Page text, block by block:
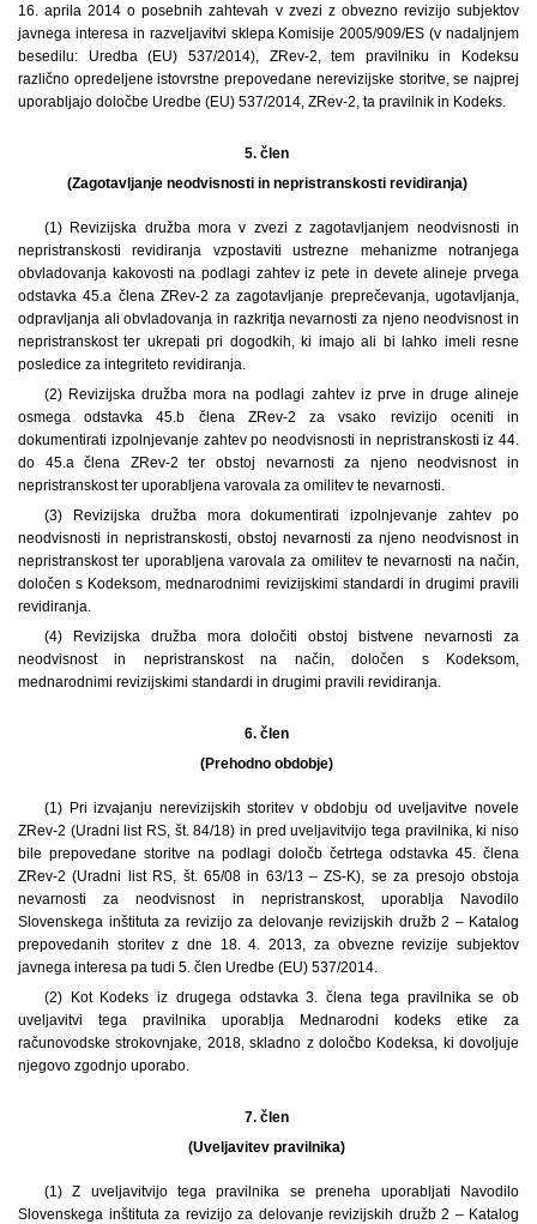
16. aprila 2014 o posebnih zahtevah v zvezi z obvezno revizijo subjektov
javnega interesa in razveljavitvi sklepa Komisije 2005/909/ES (v nadaljnjem
besedilu: Uredba (EU) 537/2014), ZRev-2, tem pravilniku in Kodeksu
različno opredeljene istovrstne prepovedane nerevizijske storitve, se najprej
uporabljajo določbe Uredbe (EU) 537/2014, ZRev-2, ta pravilnik in Kodeks.
5. člen
(Zagotavljanje neodvisnosti in nepristranskosti revidiranja)
(1) Revizijska družba mora v zvezi z zagotavljanjem neodvisnosti in
nepristranskosti revidiranja vzpostaviti ustrezne mehanizme notranjega
obvladovanja kakovosti na podlagi zahtev iz pete in devete alineje prvega
odstavka 45.a člena ZRev-2 za zagotavljanje preprečevanja, ugotavljanja,
odpravljanja ali obvladovanja in razkritja nevarnosti za njeno neodvisnost in
nepristranskost ter ukrepati pri dogodkih, ki imajo ali bi lahko imeli resne
posledice za integriteto revidiranja.
(2) Revizijska družba mora na podlagi zahtev iz prve in druge alineje
osmega odstavka 45.b člena ZRev-2 za vsako revizijo oceniti in
dokumentirati izpolnjevanje zahtev po neodvisnosti in nepristranskosti iz 44.
do 45.a člena ZRev-2 ter obstoj nevarnosti za njeno neodvisnost in
nepristranskost ter uporabljena varovala za omilitev te nevarnosti.
(3) Revizijska družba mora dokumentirati izpolnjevanje zahtev po
neodvisnosti in nepristranskosti, obstoj nevarnosti za njeno neodvisnost in
nepristranskost ter uporabljena varovala za omilitev te nevarnosti na način,
določen s Kodeksom, mednarodnimi revizijskimi standardi in drugimi pravili
revidiranja.
(4) Revizijska družba mora določiti obstoj bistvene nevarnosti za
neodvisnost in nepristranskost na način, določen s Kodeksom,
mednarodnimi revizijskimi standardi in drugimi pravili revidiranja.
6. člen
(Prehodno obdobje)
(1) Pri izvajanju nerevizijskih storitev v obdobju od uveljavitve novele
ZRev-2 (Uradni list RS, št. 84/18) in pred uveljavitvijo tega pravilnika, ki niso
bile prepovedane storitve na podlagi določb četrtega odstavka 45. člena
ZRev-2 (Uradni list RS, št. 65/08 in 63/13 – ZS-K), se za presojo obstoja
nevarnosti za neodvisnost in nepristranskost, uporablja Navodilo
Slovenskega inštituta za revizijo za delovanje revizijskih družb 2 – Katalog
prepovedanih storitev z dne 18. 4. 2013, za obvezne revizije subjektov
javnega interesa pa tudi 5. člen Uredbe (EU) 537/2014.
(2) Kot Kodeks iz drugega odstavka 3. člena tega pravilnika se ob
uveljavitvi tega pravilnika uporablja Mednarodni kodeks etike za
računovodske strokovnjake, 2018, skladno z določbo Kodeksa, ki dovoljuje
njegovo zgodnjo uporabo.
7. člen
(Uveljavitev pravilnika)
(1) Z uveljavitvijo tega pravilnika se preneha uporabljati Navodilo
Slovenskega inštituta za revizijo za delovanje revizijskih družb 2 – Katalog